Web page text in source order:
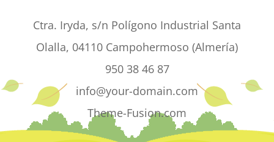
Ctra. Iryda, s/n Polígono Industrial Santa
Olalla, 04110 Campohermoso (Almería)
950 38 46 87
info@your-domain.com
Theme-Fusion.com